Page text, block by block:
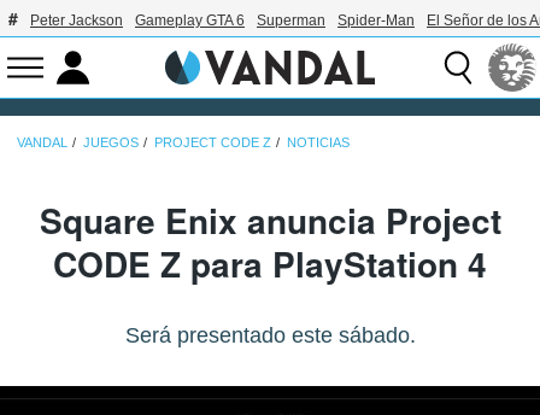
Peter Jackson Gameplay GTA 6 Superman Spider-Man El Señor de los
VANDAL JUEGOS PROJECT CODE Z NOTICIAS
Square Enix anuncia Project
CODE Z para PlayStation 4
Será presentado este sábado.